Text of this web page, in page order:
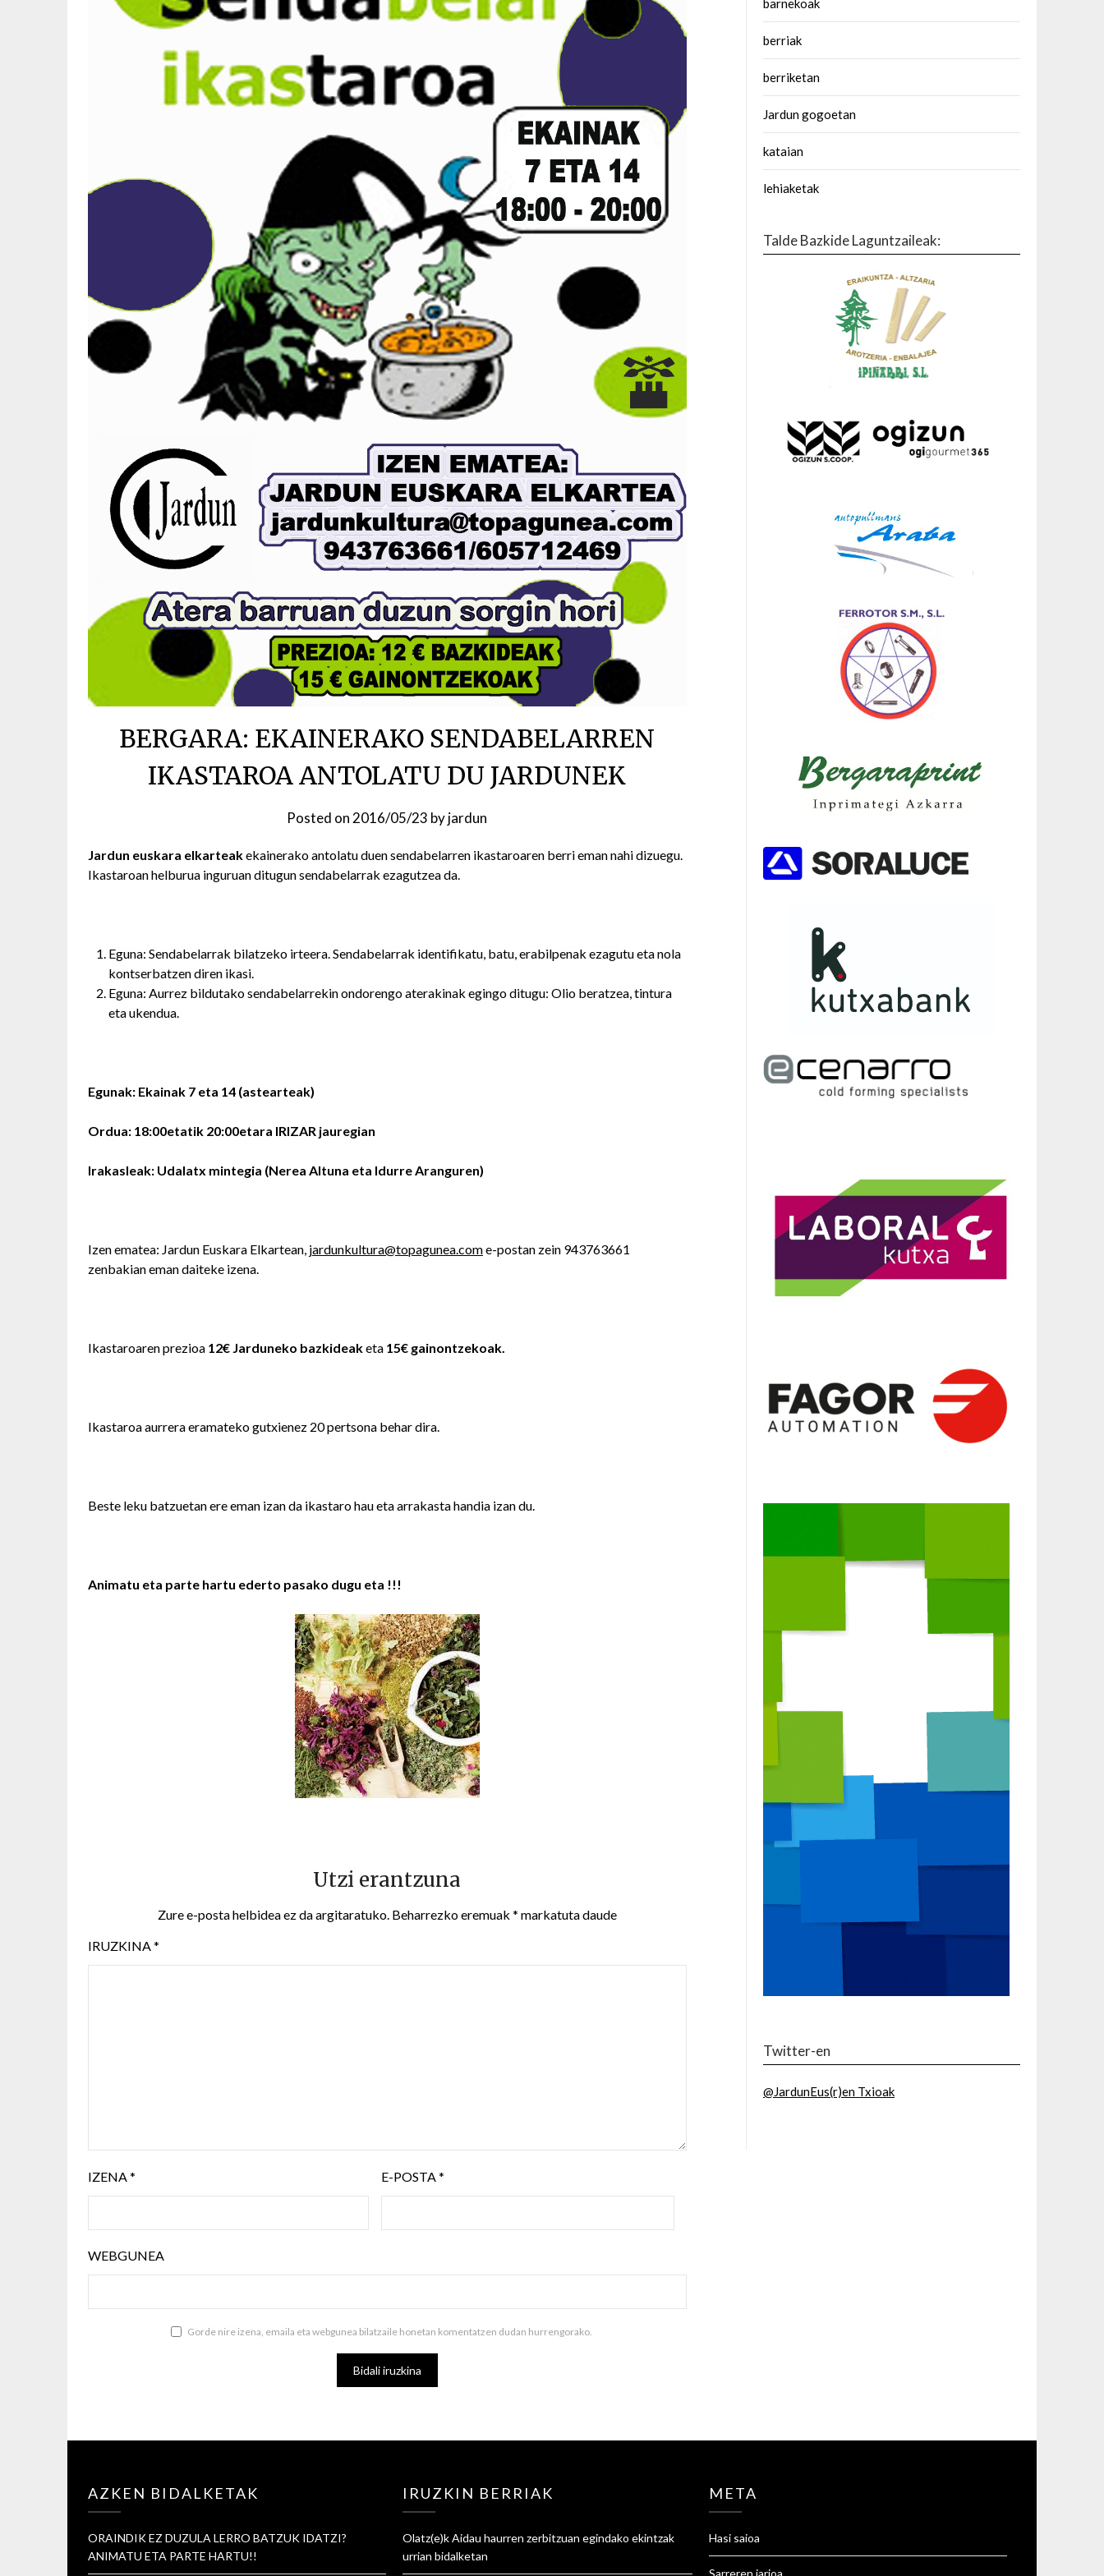
BERGARA: EKAINERAKO SENDABELARREN
IKASTAROA ANTOLATU DU JARDUNEK
Posted on 2016/05/23 byjardun
Jardun euskara elkarteakekainerako antolatu duen sendabelarren ikastaroaren berri eman nahi dizuegu.
Ikastaroan helburua inguruan ditugun sendabelarrak ezagutzea da.
Eguna: Sendabelarrak bilatzeko irteera. Sendabelarrak identifikatu, batu, erabilpenak ezagutu eta nola
kontserbatzen diren ikasi.
Eguna: Aurrez bildutako sendabelarrekin ondorengo aterakinak egingo ditugu: Olio beratzea, tintura
eta ukendua.
Egunak: Ekainak 7 eta 14 (astearteak)
Ordua: 18:00etatik 20:00etara IRIZAR jauregian
Irakasleak: Udalatx mintegia (Nerea Altuna eta Idurre Aranguren)
Izen ematea: Jardun Euskara Elkartean, jardunkultura@topagunea.come-postan zein 943763661
zenbakian eman daiteke izena.
Ikastaroaren prezioa 12€ Jarduneko bazkideaketa 15€ gainontzekoak.
Ikastaroa aurrera eramateko gutxienez 20 pertsona behar dira.
Beste leku batzuetan ere eman izan da ikastaro hau eta arrakasta handia izan du.
Animatu eta parte hartu ederto pasako dugu eta !!!
Utzi erantzuna
Zure e-posta helbidea ez da argitaratuko. Beharrezko eremuak * markatuta daude
IRUZKINA *
IZENA * E-POSTA *
WEBGUNEA
Gorde nire izena, emaila eta webgunea bilatzaile honetan komentatzen dudan hurrengorako.
barnekoak
berriak
berriketan
Jardun gogoetan
kataian
lehiaketak
Talde Bazkide Laguntzaileak:
Twitter-en
@JardunEus(r)en Txioak
AZKEN BIDALKETAK
ORAINDIK EZ DUZULA LERRO BATZUK IDATZI?
ANIMATU ETA PARTE HARTU!!
IRUZKIN BERRIAK
Olatz(e)kAidau haurren zerbitzuan egindako ekintzak
urrian bidalketan
META
Hasi saioa
Sarreren jarioa